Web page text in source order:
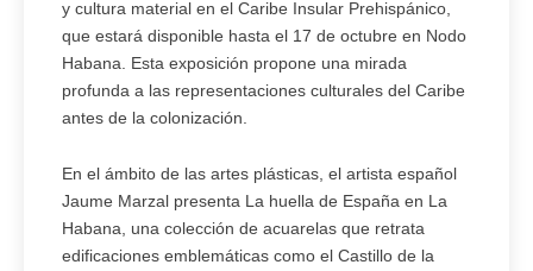
y cultura material en el Caribe Insular Prehispánico,
que estará disponible hasta el 17 de octubre en Nodo
Habana. Esta exposición propone una mirada
profunda a las representaciones culturales del Caribe
antes de la colonización.
En el ámbito de las artes plásticas, el artista español
Jaume Marzal presenta La huella de España en La
Habana, una colección de acuarelas que retrata
edificaciones emblemáticas como el Castillo de la